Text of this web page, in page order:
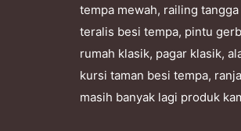
tempa mewah, railing
teralis besi tempa, pintu
rumah klasik, pagar klasik,
kursi taman besi tempa,
masih banyak lagi produk